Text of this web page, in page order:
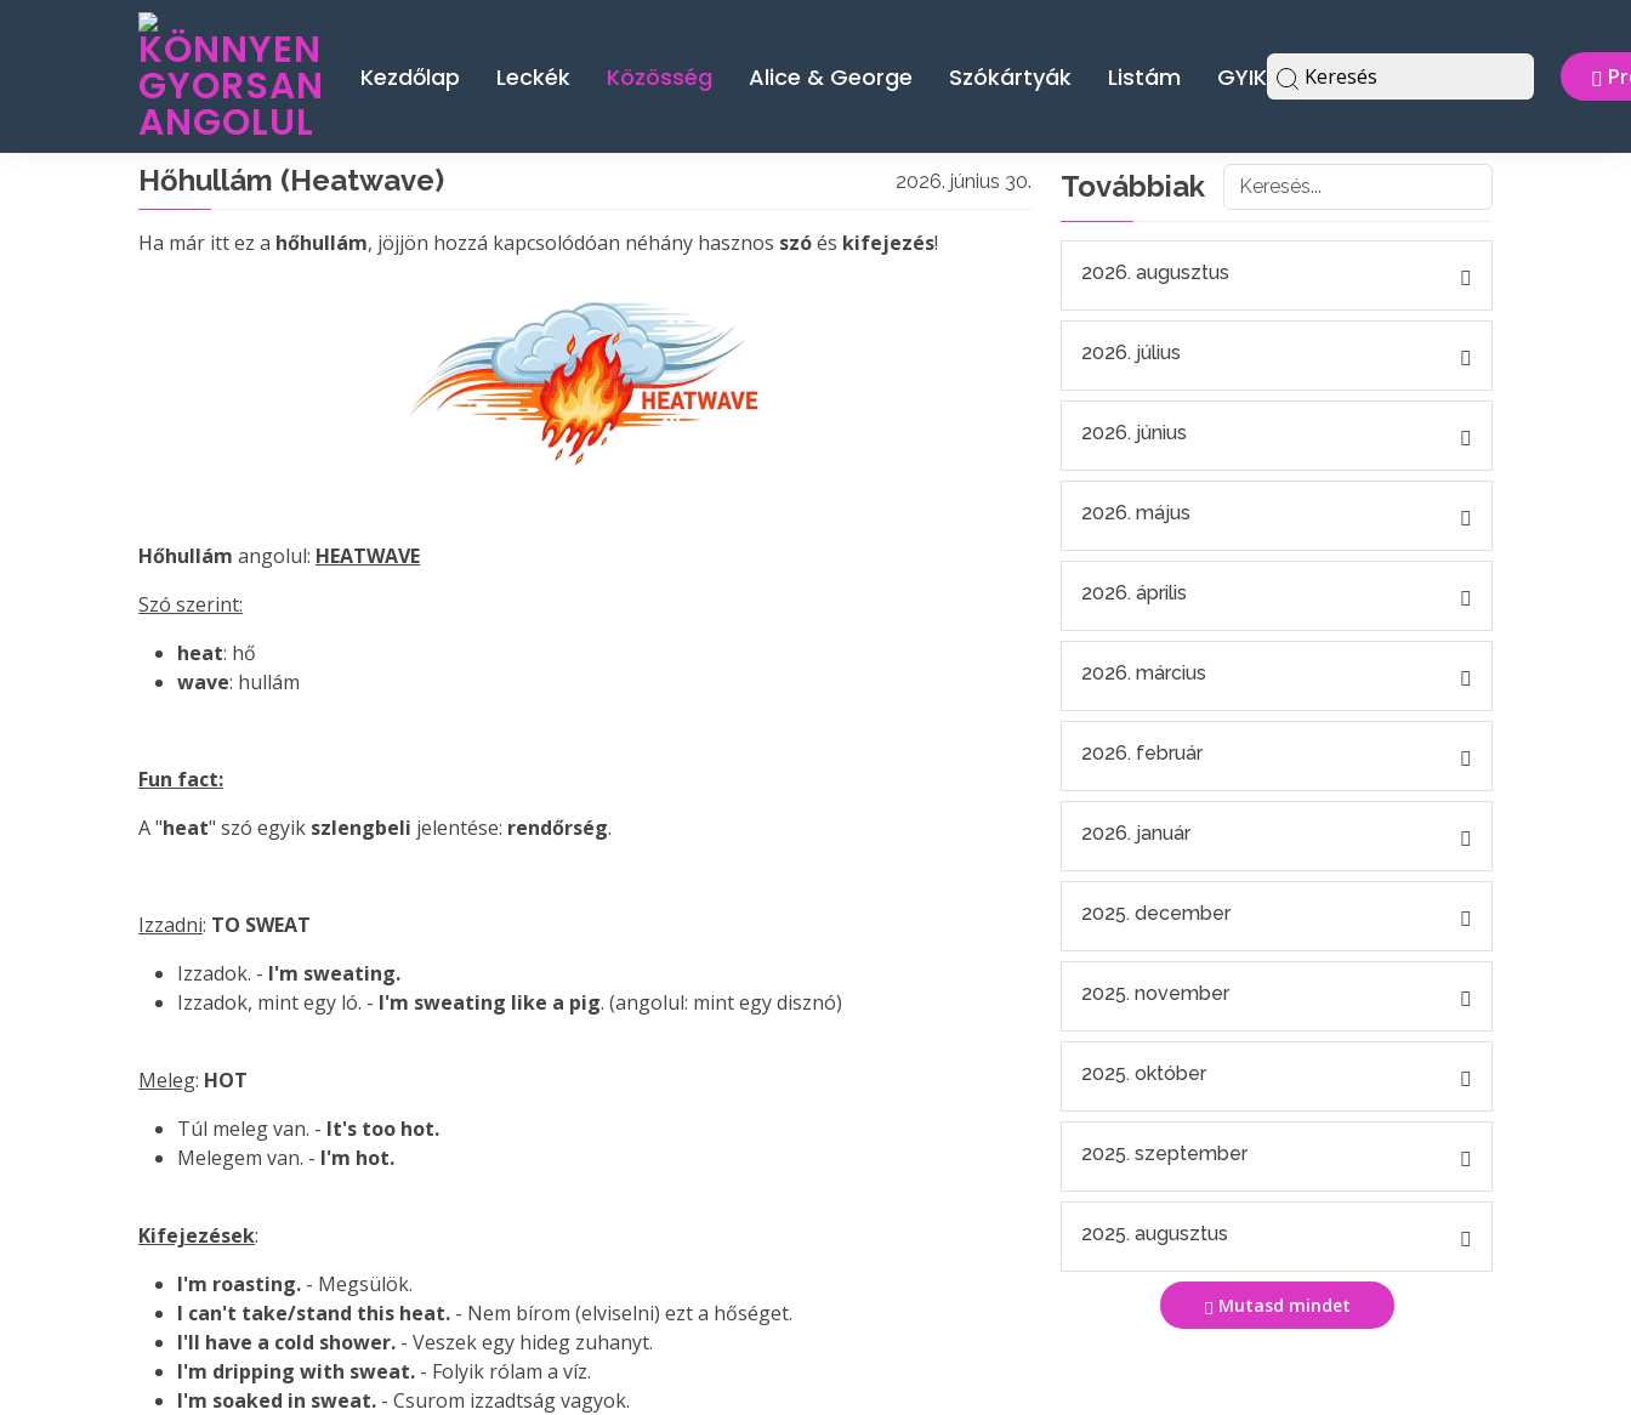
Kezdőlap Leckék Közösség Alice & George Szókártyák Listám GYIK Keresés
Hőhullám (Heatwave) 2026. június 30.
Ha már itt ez a hőhullám, jöjjön hozzá kapcsolódóan néhány hasznos szóés kifejezés!
Hőhullám angolul: HEATWAVE
Szó szerint:
heat: hő
wave: hullám
Fun fact:
A "heat" szó egyik szlengbeli jelentése: rendőrség.
Izzadni: TO SWEAT
Izzadok. - I'm sweating.
Izzadok, mint egy ló. - I'm sweating like a pig. (angolul: mint egy disznó)
Meleg: HOT
Túl meleg van. - It's too hot.
Melegem van. - I'm hot.
Kifejezések:
I'm roasting. - Megsülök.
I can't take/stand this heat. - Nem bírom (elviselni) ezt a hőséget.
I'll have a cold shower. - Veszek egy hideg zuhanyt.
I'm dripping with sweat. - Folyik rólam a víz.
I'm soaked in sweat. - Csurom izzadtság vagyok.
Továbbiak
2026. augusztus
2026. július
2026. június
2026. május
2026. április
2026. március
2026. február
2026. január
2025. december
2025. november
2025. október
2025. szeptember
2025. augusztus
Mutasd mindet